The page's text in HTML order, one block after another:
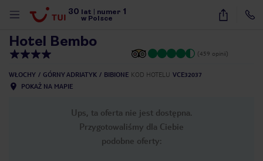
30 lat numer 1
w Polsce
18
Hotel Bembo
(459 opinii)
WŁOCHY GÓRNY ADRIATYK BIBIONE KOD HOTELU VCE32037
POKAŻ NA MAPIE
Ups, ta oferta nie jest dostępna.
Przygotowaliśmy dla Ciebie
podobne oferty: